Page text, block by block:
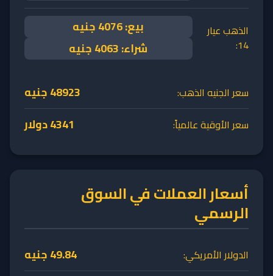
الذهب عيار
14:
بيع:4076جنيه
شراء:4063جنيه
سعر الجنيه الذهب: 48923جنيه
سعر الأوقية عالمياً: 4341دولار
أسعار العملات في السوق
الرسمي
الدولار الأمريكي: 49.84جنيه